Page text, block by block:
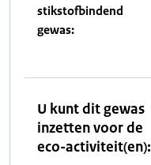
stikstofbindend
gewas:
U kunt dit gewas
inzetten voor de
eco-activiteit(en):